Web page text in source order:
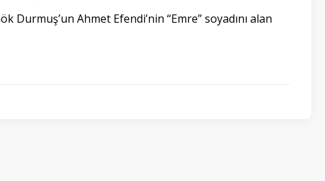
Durmuş’un Ahmet Efendi’nin “Emre” soyadını alan